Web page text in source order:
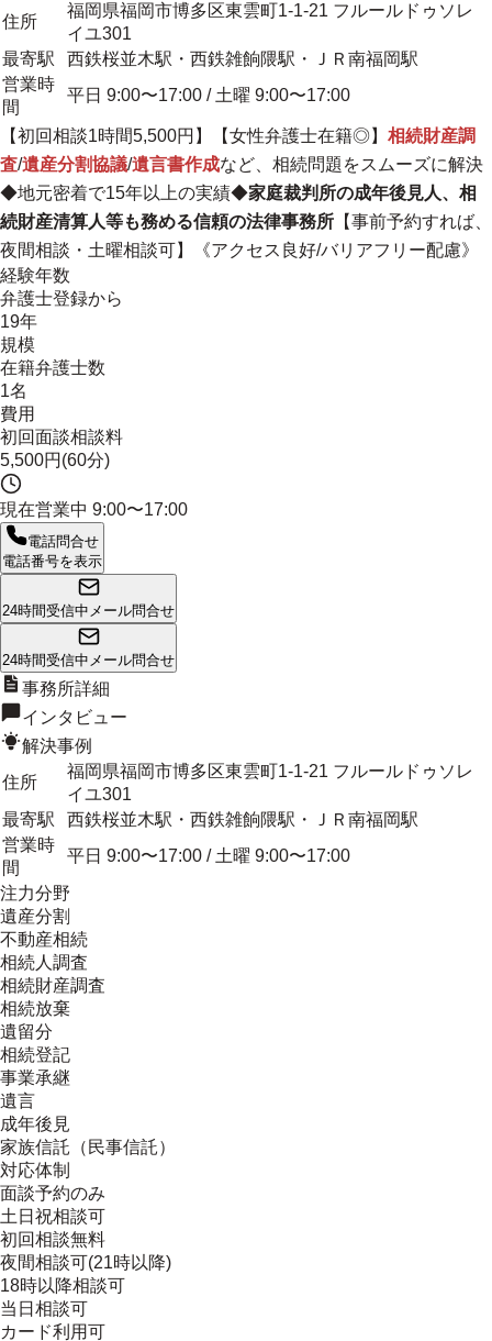
住所
福岡県福岡市博多区東雲町1-1-21 フルールドゥソレ
イユ301
最寄駅
西鉄桜並木駅・西鉄雑餉隈駅・ＪＲ南福岡駅
営業時
間
平日 9:00〜17:00 / 土曜 9:00〜17:00
【初回相談1時間5,500円】【女性弁護士在籍◎】 相続財産調
査/遺産分割協議/遺言書作成など、相続問題をスムーズに解決
◆地元密着で15年以上の実績◆家庭裁判所の成年後見人、相
続財産清算人等も務める信頼の法律事務所 【事前予約すれば、
夜間相談・土曜相談可】《アクセス良好/バリアフリー配慮》
経験年数
弁護士登録から
19年
規模
在籍弁護士数
1名
費用
初回面談相談料
5,500円(60分)
現在営業中 9:00〜17:00
電話問合せ
電話番号を表示
24時間受信中 メール問合せ
24時間受信中 メール問合せ
事務所詳細
インタビュー
解決事例
住所
福岡県福岡市博多区東雲町1-1-21 フルールドゥソレ
イユ301
最寄駅
西鉄桜並木駅・西鉄雑餉隈駅・ＪＲ南福岡駅
営業時
間
平日 9:00〜17:00 / 土曜 9:00〜17:00
注力分野
遺産分割
不動産相続
相続人調査
相続財産調査
相続放棄
遺留分
相続登記
事業承継
遺言
成年後見
家族信託（民事信託）
対応体制
面談予約のみ
土日祝相談可
初回相談無料
夜間相談可(21時以降)
18時以降相談可
当日相談可
カード利用可